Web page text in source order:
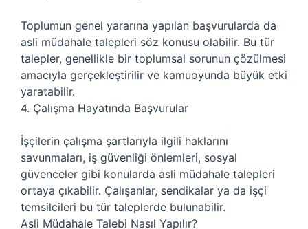
Toplumun genel yararına yapılan başvurularda da
asli müdahale talepleri söz konusu olabilir. Bu tür
talepler, genellikle bir toplumsal sorunun çözülmesi
amacıyla gerçekleştirilir ve kamuoyunda büyük etki
yaratabilir.
4. Çalışma Hayatında Başvurular
İşçilerin çalışma şartlarıyla ilgili haklarını
savunmaları, iş güvenliği önlemleri, sosyal
güvenceler gibi konularda asli müdahale talepleri
ortaya çıkabilir. Çalışanlar, sendikalar ya da işçi
temsilcileri bu tür taleplerde bulunabilir.
Asli Müdahale Talebi Nasıl Yapılır?